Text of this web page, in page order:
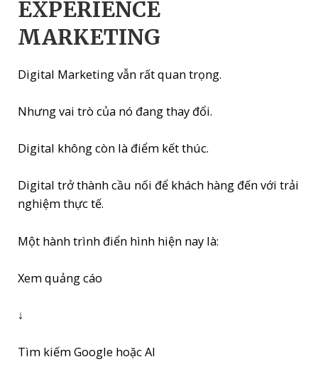
EXPERIENCE
MARKETING
Digital Marketing vẫn rất quan trọng.
Nhưng vai trò của nó đang thay đổi.
Digital không còn là điểm kết thúc.
Digital trở thành cầu nối để khách hàng đến với trải
nghiệm thực tế.
Một hành trình điển hình hiện nay là:
Xem quảng cáo
↓
Tìm kiếm Google hoặc AI